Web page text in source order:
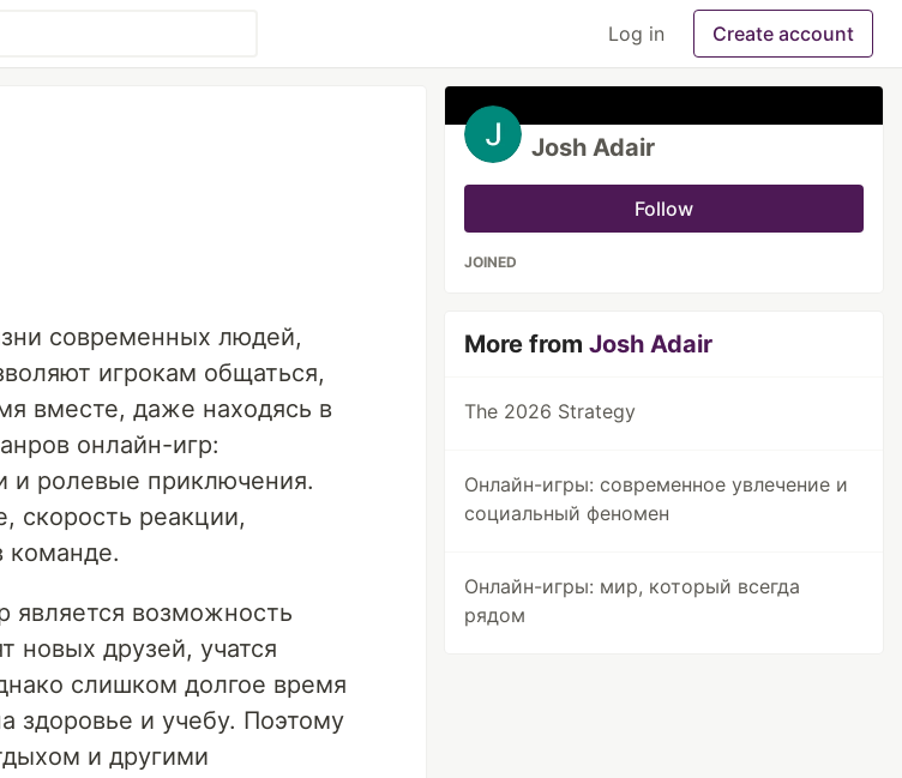
Log in Create account
современных людей,
игрокам общаться,
вместе, даже находясь в
онлайн-игр:
и ролевые приключения.
скорость реакции,
команде.
является возможность
новых друзей, учатся
слишком долгое время
здоровье и учебу. Поэтому
и другими
Josh Adair
Follow
JOINED
More fromJosh Adair
The 2026 Strategy
Онлайн-игры: современное увлечение и
социальный феномен
Онлайн-игры: мир, который всегда
рядом